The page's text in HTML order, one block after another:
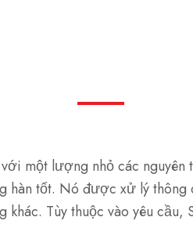
một lượng nhỏ các
hàn tốt. Nó được xử lý
Tùy thuộc vào yêu